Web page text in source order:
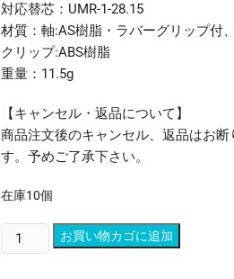
対応替芯：UMR-1-28.15
材質：軸:AS樹脂・ラバーグリップ付
クリップ:ABS樹脂
重量：11.5g
【キャンセル・返品について】
商品注文後のキャンセル、返品はお断
す。予めご了承下さい。
在庫10個
(ま
と
お買い物カゴに追加